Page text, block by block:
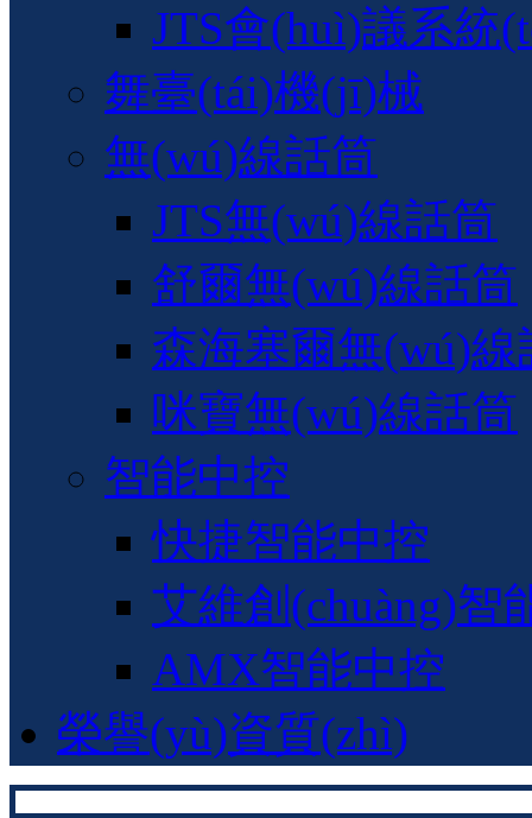
JTS會(huì)議系統
舞臺(tái)機(jī)械
無(wú)線話筒
JTS無(wú)線話筒
舒爾無(wú)線話筒
森海塞爾無(wú)線
咪寶無(wú)線話筒
智能中控
快捷智能中控
艾維創(chuàng)智
AMX智能中控
榮譽(yù)資質(zhì)